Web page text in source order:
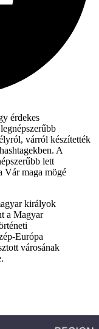
érdekes
várról készítették
A
lett
Vár maga mögé
királyok
a Magyar
Európa
városának